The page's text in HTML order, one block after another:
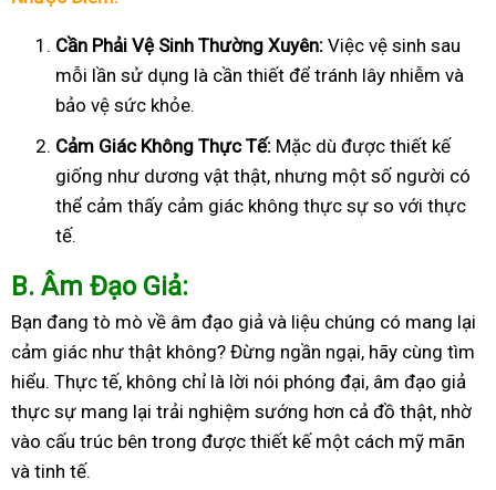
Cần Phải Vệ Sinh Thường Xuyên: Việc vệ sinh sau
mỗi lần sử dụng là cần thiết để tránh lây nhiễm và
bảo vệ sức khỏe.
Cảm Giác Không Thực Tế: Mặc dù được thiết kế
giống như dương vật thật, nhưng một số người có
thể cảm thấy cảm giác không thực sự so với thực
tế.
B. Âm Đạo Giả:
Bạn đang tò mò về âm đạo giả và liệu chúng có mang lại
cảm giác như thật không? Đừng ngần ngại, hãy cùng tìm
hiểu. Thực tế, không chỉ là lời nói phóng đại, âm đạo giả
thực sự mang lại trải nghiệm sướng hơn cả đồ thật, nhờ
vào cấu trúc bên trong được thiết kế một cách mỹ mãn
và tinh tế.